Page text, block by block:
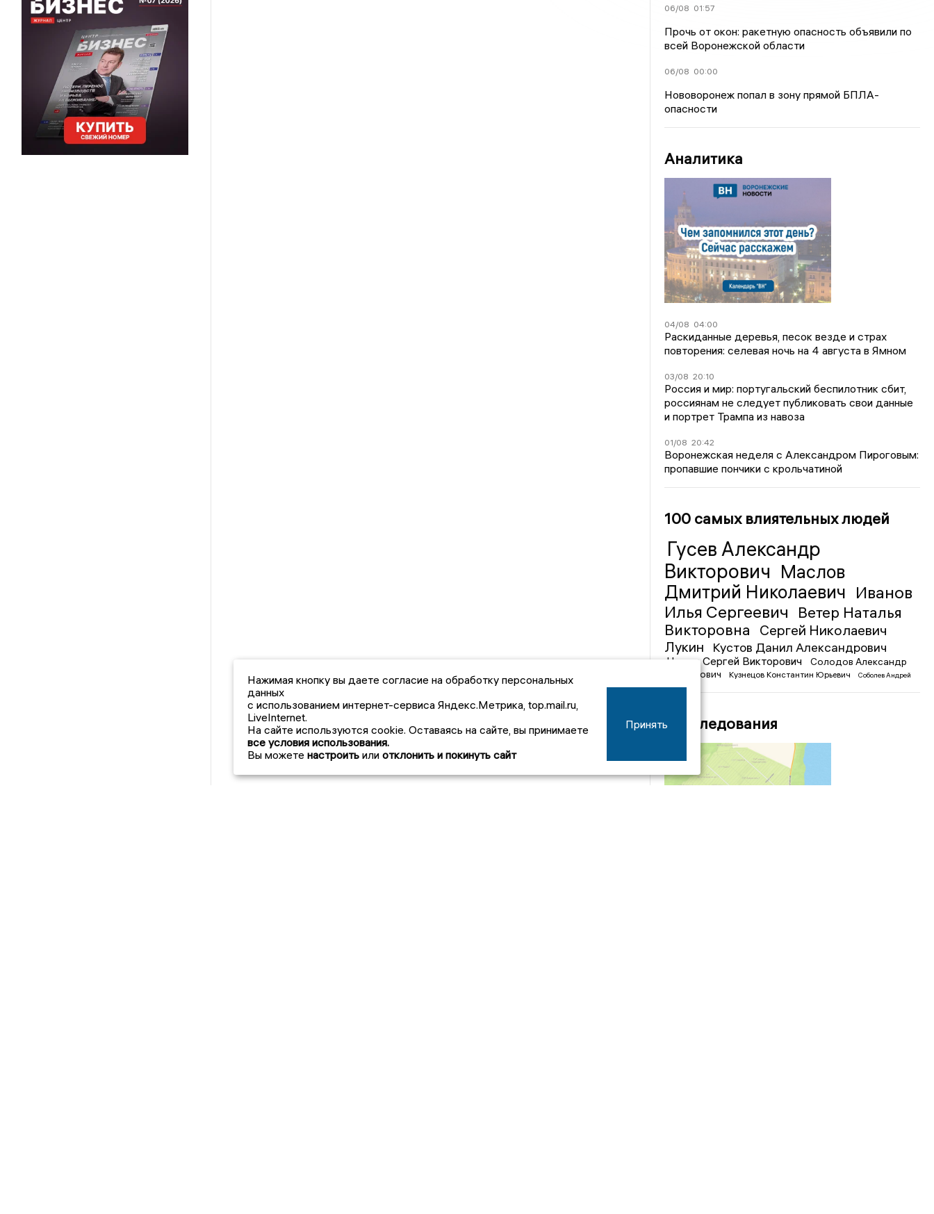
06/08 01:57
Прочь от окон: ракетную опасность объявили по
всей Воронежской области
06/08 00:00
Нововоронеж попал в зону прямой БПЛА-
опасности
Аналитика
04/08 04:00
Раскиданные деревья, песок везде и страх
повторения: селевая ночь на 4 августа в Ямном
03/08 20:10
Россия и мир: португальский беспилотник сбит,
россиянам не следует публиковать свои данные
и портрет Трампа из навоза
01/08 20:42
Воронежская неделя с Александром Пироговым:
пропавшие пончики с крольчатиной
100 самых влиятельных людей
Гусев Александр
Викторович Маслов
Дмитрий Николаевич Иванов
Илья Сергеевич
Ветер Наталья
Викторовна
Сергей Николаевич
Лукин
Кустов Данил Александрович
Чижов Сергей Викторович
Солодов Александр
Михайлович
Кузнецов Константин Юрьевич
Соболев Андрей
Иванович
Расследования
Нажимая кнопку вы даете согласие на обработку персональных
данных
с использованием интернет-сервиса Яндекс.Метрика, top.mail.ru,
LiveInternet.
На сайте используются cookie. Оставаясь на сайте, вы принимаете
все условия использования.
Вы можете настроить или отклонить и покинуть сайт
Принять